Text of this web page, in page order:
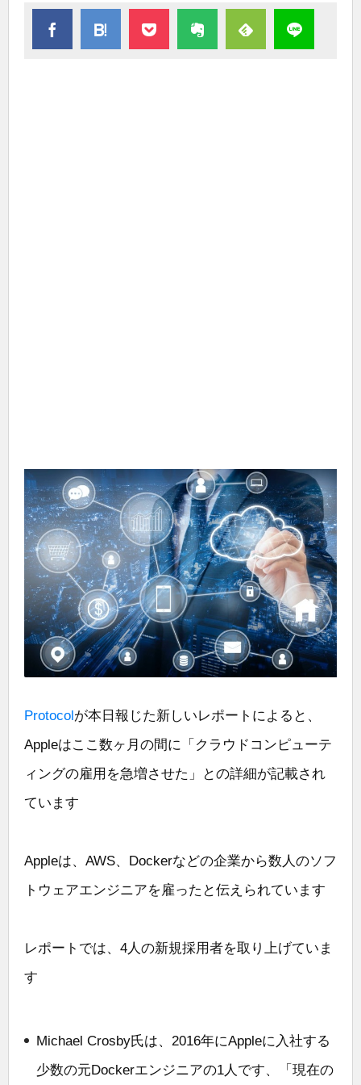
Protocolが本日報じた新しいレポートによると、
Appleはここ数ヶ月の間に「クラウドコンピューテ
ィングの雇用を急増させた」との詳細が記載され
ています
Appleは、AWS、Dockerなどの企業から数人のソフ
トウェアエンジニアを雇ったと伝えられています
レポートでは、4人の新規採用者を取り上げていま
す
Michael Crosby氏は、2016年にAppleに入社する
少数の元Dockerエンジニアの1人です、「現在の